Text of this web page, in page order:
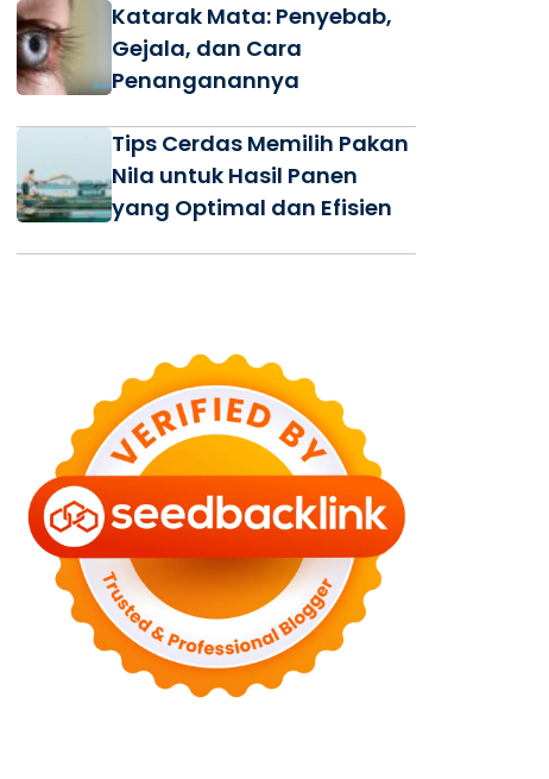
Katarak Mata: Penyebab,
Gejala, dan Cara
Penanganannya
Tips Cerdas Memilih Pakan
Nila untuk Hasil Panen
yang Optimal dan Efisien